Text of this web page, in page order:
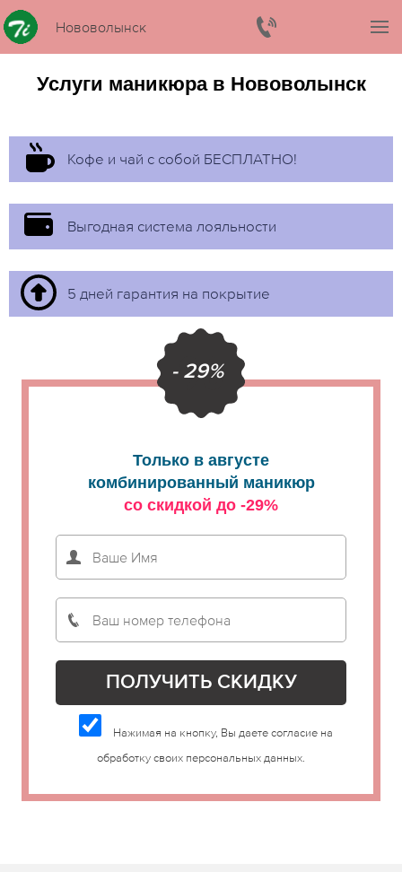
Нововолынск
Услуги маникюра в Нововолынск
Кофе и чай с собой БЕСПЛАТНО!
Выгодная система лояльности
5 дней гарантия на покрытие
- 29%
Только в августе
комбинированный маникюр
со скидкой до -29%
Нажимая на кнопку, Вы даете согласие на
обработку своих персональных данных.